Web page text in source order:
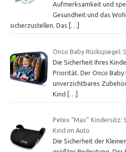
Aufmerksamkeit und
Gesundheit und das
sicherzustellen. Das
[…]
Onco Baby Rückspiegel:
Die Sicherheit Ihres
Priorität. Der Onco Baby
unverzichtbares
Kind
[…]
Petex “Max” Kindersitz:
Kind im Auto
Die Sicherheit der